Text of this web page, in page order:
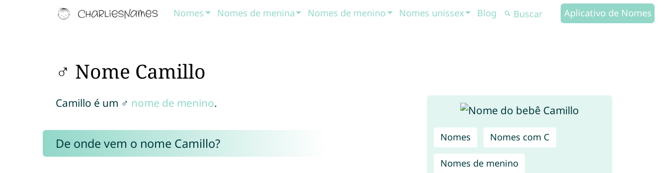
Nomes Nomes de menina Nomes de menino Nomes unissex Blog Aplicativo de Nomes
♂ Nome Camillo
Nomes Nomes com C
Nomes de menino
Camillo é um ♂ nome de menino.
De onde vem o nome Camillo?